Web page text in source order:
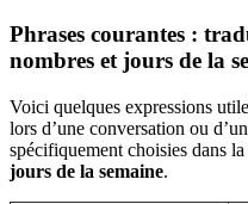
Phrases courantes :
nombres et jours de la
Voici quelques expressions
lors d’une conversation ou
spécifiquement choisies dans
jours de la semaine.